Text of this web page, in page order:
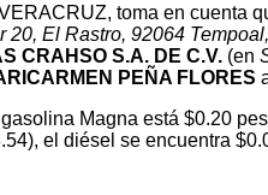
toma en cuenta
20, El Rastro, 92064
CRAHSO S.A. DE C.V. (en
PEÑA FLORES
Magna está $0.20
el diésel se encuentra